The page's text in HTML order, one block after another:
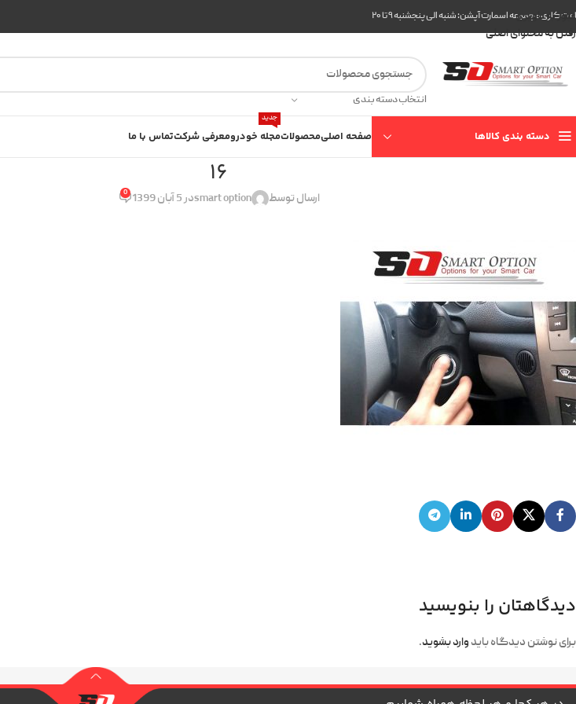
عبور به ناوبری
رفتن به محتوای اصلی
کاری مجموعه اسمارت آپشن: شنبه الی پنجشنبه ۹ تا ۲۰
انتخاب دسته بندی
دسته بندی کالاها صفحه اصلیمحصولاتمجله خودرو
جدید
معرفی شرکتتماس با ما
16
ارسال توسط smart optionدر 5 آبان 1399 0
دیدگاهتان را بنویسید
برای نوشتن دیدگاه باید وارد بشوید.